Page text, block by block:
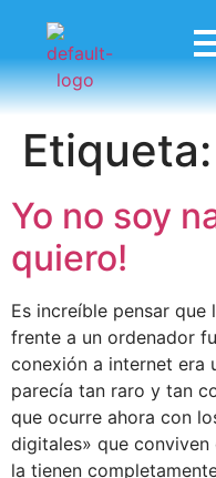
Etiqueta:
Yo no soy
quiero!
Es increíble pensar
frente a un ordenador
conexión a internet era
parecía tan raro y tan
que ocurre ahora con
digitales» que
la tienen